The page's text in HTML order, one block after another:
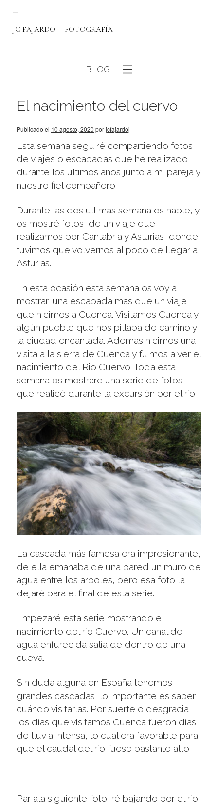
JC FAJARDO FOTOGRAFÍA
BLOG
El nacimiento del cuervo
Publicado el 10 agosto, 2020 porjcfajardoj
Esta semana seguiré compartiendo fotos
de viajes o escapadas que he realizado
durante los últimos años junto a mi pareja y
nuestro fiel compañero.
Durante las dos ultimas semana os hable, y
os mostré fotos, de un viaje que
realizamos por Cantabria y Asturias, donde
tuvimos que volvernos al poco de llegar a
Asturias.
En esta ocasión esta semana os voy a
mostrar, una escapada mas que un viaje,
que hicimos a Cuenca. Visitamos Cuenca y
algún pueblo que nos pillaba de camino y
la ciudad encantada. Ademas hicimos una
visita a la sierra de Cuenca y fuimos a ver el
nacimiento del Rio Cuervo. Toda esta
semana os mostrare una serie de fotos
que realicé durante la excursión por el río.
La cascada más famosa era impresionante,
de ella emanaba de una pared un muro de
agua entre los arboles, pero esa foto la
dejaré para el final de esta serie.
Empezaré esta serie mostrando el
nacimiento del río Cuervo. Un canal de
agua enfurecida salía de dentro de una
cueva.
Sin duda alguna en España tenemos
grandes cascadas, lo importante es saber
cuándo visitarlas. Por suerte o desgracia
los días que visitamos Cuenca fueron días
de lluvia intensa, lo cual era favorable para
que el caudal del río fuese bastante alto.
Par ala siguiente foto iré bajando por el río